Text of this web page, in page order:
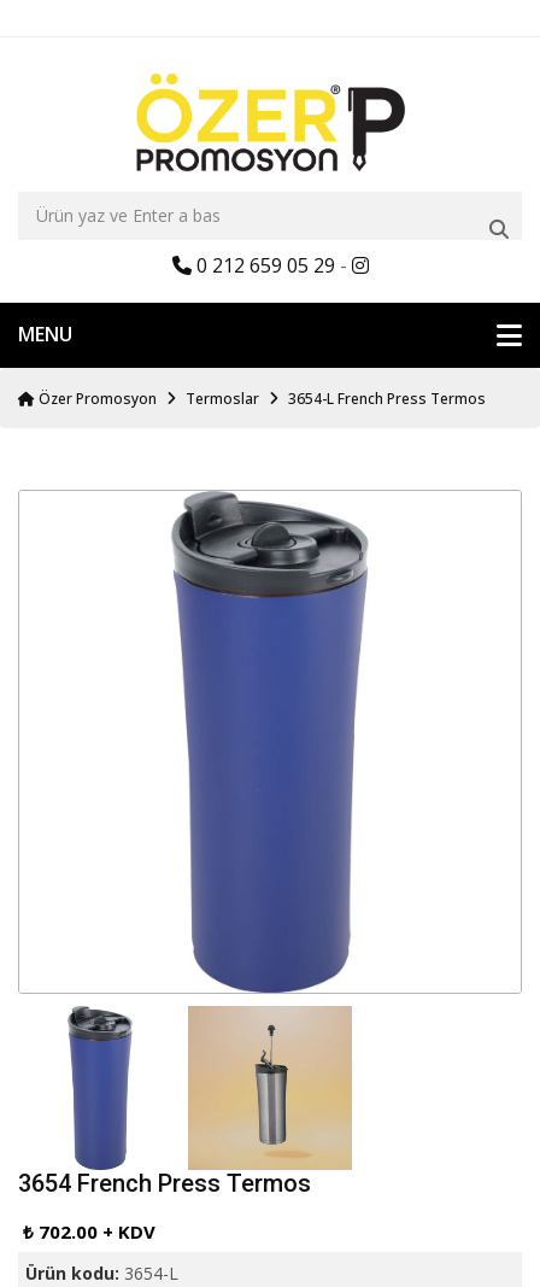
0 212 659 05 29 -
MENU
Özer Promosyon Termoslar 3654-L French Press Termos
3654 French Press Termos
₺ 702.00 + KDV
Ürün kodu: 3654-L